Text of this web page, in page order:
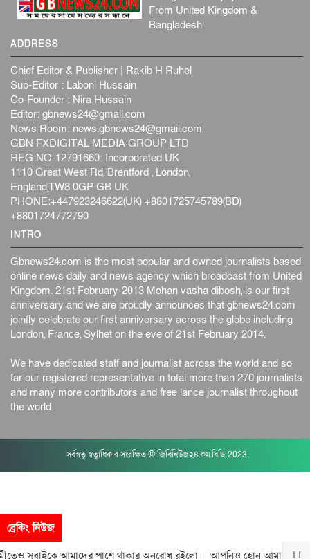
From United Kingdom &
Bangladesh
ADDRESS
Chief Editor & Publisher | Rakib H Ruhel
Sub-Editor : Laboni Hussain
Co-Founder : Nira Hussain
Editor: gbnews24@gmail.com
News Room: news.gbnews24@gmail.com
GBN FXDIGITAL MEDIA GROUP LTD
REG:NO-12791660: Incorporated UK
1110 Great West Rd, Brentford , London,
England,TW8 0GP GB UK
PHONE:+447923246622(UK) +8801725745789(BD)
+8801724772790
INTRO
Gbnews24.com is the most popular and owned journalists based
online news daily and news agency which broadcast from United
Kingdom. 21st February-2013 Mohan vasha dibosh, is our first
anniversary and we are proudly announces that gbnews24.com
jointly celebrate our first anniversary across the globe including
London, France, Sylhet on the eve of 21st February 2014.
We have dedicated staff and journalist across the world and so
far our registered representative in total more than 270 journalists
and many more contributors and free lance journalist throughout
the world.
সর্বস্বত্ব স্বত্বাধিকার সংরক্ষিত © জিবিনিউজ২৪.কম.বিডি 2023
ব্রেকিং নিউজ
আমাদের পাশে থাকার অনুরোধ রইলো।। আপনিও হোন আমাদের সঙ্গী।